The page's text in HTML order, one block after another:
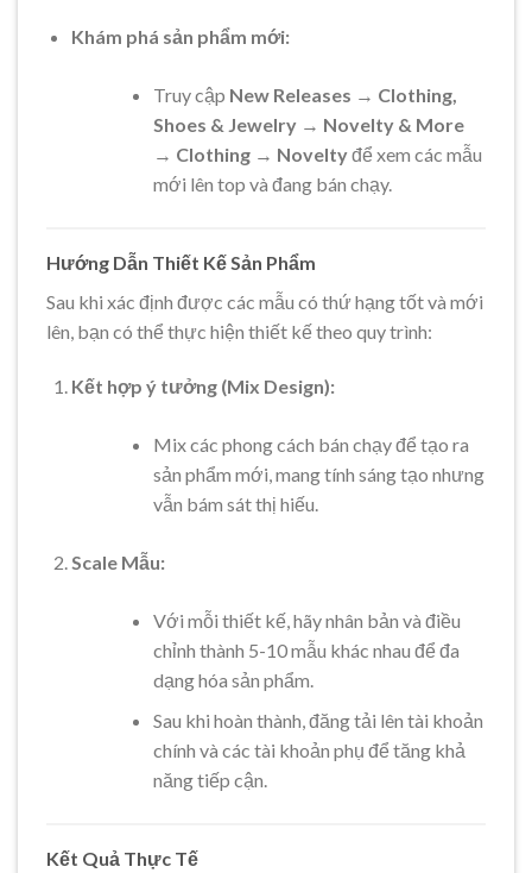
Khám phá sản phẩm mới:
Truy cập New Releases → Clothing,
Shoes & Jewelry→ Novelty & More
→ Clothing→ Noveltyđể xem các mẫu
mới lên top và đang bán chạy.
Hướng Dẫn Thiết Kế Sản Phẩm
Sau khi xác định được các mẫu có thứ hạng tốt và mới
lên, bạn có thể thực hiện thiết kế theo quy trình:
Kết hợp ý tưởng (Mix Design):
Mix các phong cách bán chạy để tạo ra
sản phẩm mới, mang tính sáng tạo nhưng
vẫn bám sát thị hiếu.
Scale Mẫu:
Với mỗi thiết kế, hãy nhân bản và điều
chỉnh thành 5-10 mẫu khác nhau để đa
dạng hóa sản phẩm.
Sau khi hoàn thành, đăng tải lên tài khoản
chính và các tài khoản phụ để tăng khả
năng tiếp cận.
Kết Quả Thực Tế